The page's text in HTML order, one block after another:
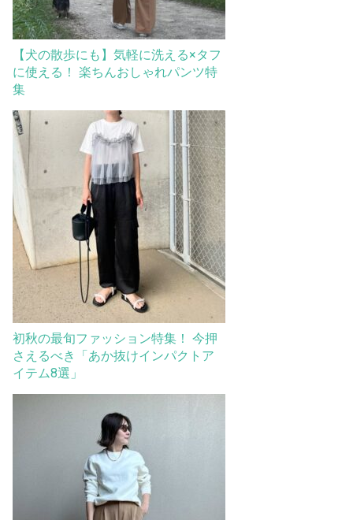
【犬の散歩にも】気軽に洗える×タフ
に使える！ 楽ちんおしゃれパンツ特
集
初秋の最旬ファッション特集！ 今押
さえるべき「あか抜けインパクトア
イテム8選」